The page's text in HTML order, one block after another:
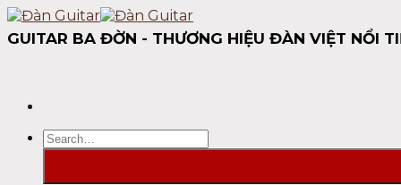
Skip
to
content
GUITAR BA ĐỜN - THƯƠNG HIỆU ĐÀN VIỆT NỔI
Search
for: